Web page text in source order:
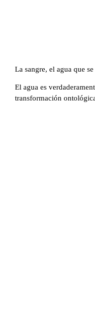
La sangre, el agua que
El agua es
transformación